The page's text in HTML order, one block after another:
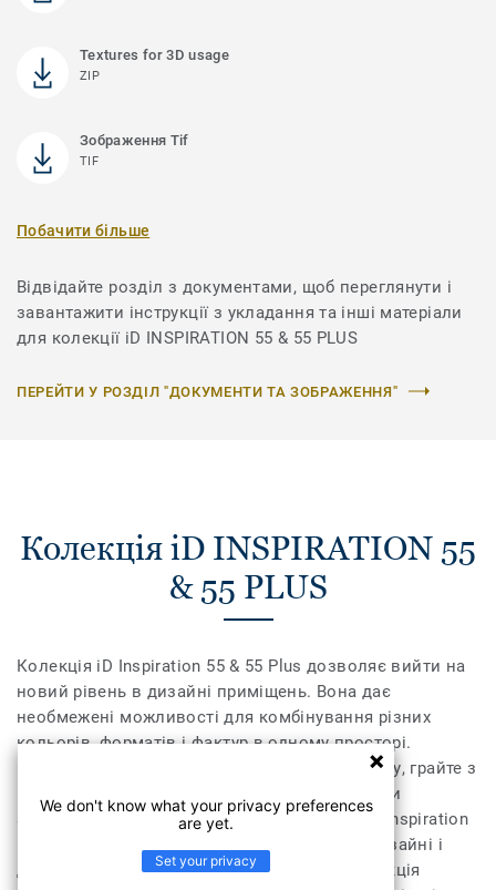
Textures for 3D usage
ZIP
Зображення Tif
TIF
Побачити більше
Відвідайте розділ з документами, щоб переглянути і
завантажити інструкції з укладання та інші матеріали
для колекції iD INSPIRATION 55 & 55 PLUS
ПЕРЕЙТИ У РОЗДІЛ "ДОКУМЕНТИ ТА ЗОБРАЖЕННЯ"
Колекція iD INSPIRATION 55
& 55 PLUS
Колекція iD Inspiration 55 & 55 Plus дозволяє вийти на
новий рівень в дизайні приміщень. Вона дає
необмежені можливості для комбінування різних
кольорів, форматів і фактур в одному просторі.
Поєднайте текстуру дерева, каміння та металу, грайте з
різними відтінками, доповніть їх необхідними
аксесуарами – плінтусами та профілями. iD Inspiration
55 & 55 Plus розсуває межі дозволеного у дизайні і
дозволяє створити інтер’єр вашої мрії. Колекція
We don't know what your privacy preferences
are yet.
Set your privacy